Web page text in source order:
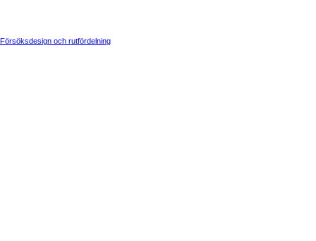
Försöksdesign och rutfördelning